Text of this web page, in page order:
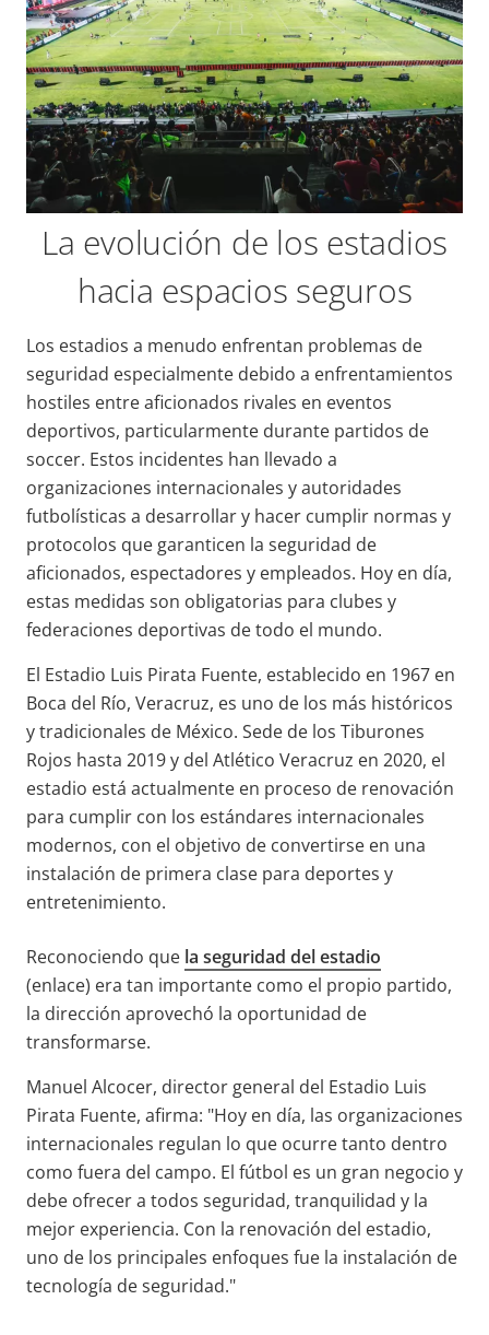
La evolución de los estadios
hacia espacios seguros
Los estadios a menudo enfrentan problemas de
seguridad especialmente debido a enfrentamientos
hostiles entre aficionados rivales en eventos
deportivos, particularmente durante partidos de
soccer. Estos incidentes han llevado a
organizaciones internacionales y autoridades
futbolísticas a desarrollar y hacer cumplir normas y
protocolos que garanticen la seguridad de
aficionados, espectadores y empleados. Hoy en día,
estas medidas son obligatorias para clubes y
federaciones deportivas de todo el mundo.
El Estadio Luis Pirata Fuente, establecido en 1967 en
Boca del Río, Veracruz, es uno de los más históricos
y tradicionales de México. Sede de los Tiburones
Rojos hasta 2019 y del Atlético Veracruz en 2020, el
estadio está actualmente en proceso de renovación
para cumplir con los estándares internacionales
modernos, con el objetivo de convertirse en una
instalación de primera clase para deportes y
entretenimiento.
Reconociendo que la seguridad del estadio
(enlace) era tan importante como el propio partido,
la dirección aprovechó la oportunidad de
transformarse.
Manuel Alcocer, director general del Estadio Luis
Pirata Fuente, afirma: "Hoy en día, las organizaciones
internacionales regulan lo que ocurre tanto dentro
como fuera del campo. El fútbol es un gran negocio y
debe ofrecer a todos seguridad, tranquilidad y la
mejor experiencia. Con la renovación del estadio,
uno de los principales enfoques fue la instalación de
tecnología de seguridad."